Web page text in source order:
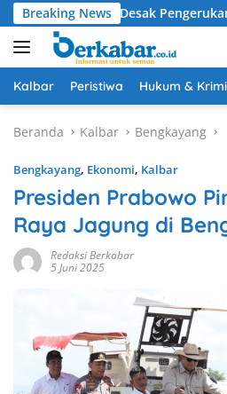
Langsung
ke
konten
Breaking News
Desak Pengerukan Segera
Kalbar Peristiwa Hukum &
Beranda Kalbar Bengkayang
Bengkayang, Ekonomi, Kalbar
Presiden Prabowo
Raya Jagung di
Redaksi Berkabar
5 Juni 2025